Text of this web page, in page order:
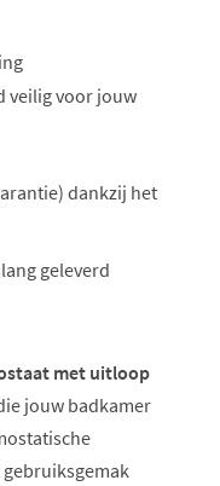
veilig voor jouw
dankzij het
geleverd
met uitloop
jouw badkamer